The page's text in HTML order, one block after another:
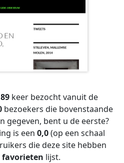
keer bezocht vanuit de
bezoekers die bovenstaande
gegeven, bent u de eerste?
is een 0,0(op een schaal
die deze site hebben
lijst.